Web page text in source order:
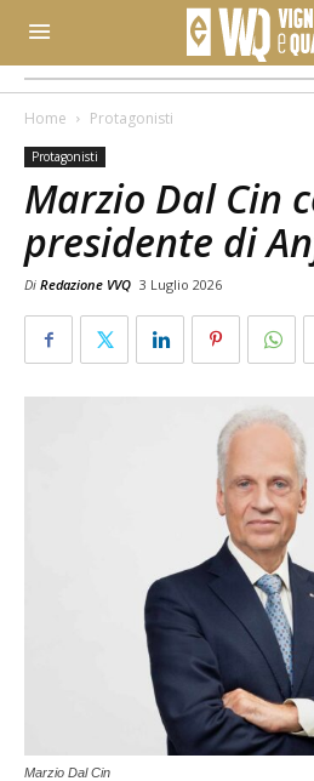
Home Protagonisti
Protagonisti
Marzio Dal Cin
presidente di
Di Redazione VVQ 3 Luglio 2026
Marzio Dal Cin